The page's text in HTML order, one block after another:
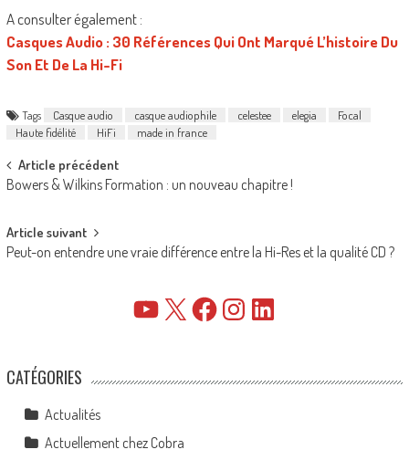
A consulter également :
Casques Audio : 30 Références Qui Ont Marqué L’histoire Du
Son Et De La Hi-Fi
Tags Casque audio casque audiophile celestee elegia
Focal
Haute fidélité
HiFi made in france
Post
navigation
Article précédent
Bowers & Wilkins Formation : un nouveau chapitre !
Article suivant
Peut-on entendre une vraie différence entre la Hi-Res et la qualité CD ?
YouTube FacebookInstagramLinkedIn
CATÉGORIES
Actualités
Actuellement chez Cobra